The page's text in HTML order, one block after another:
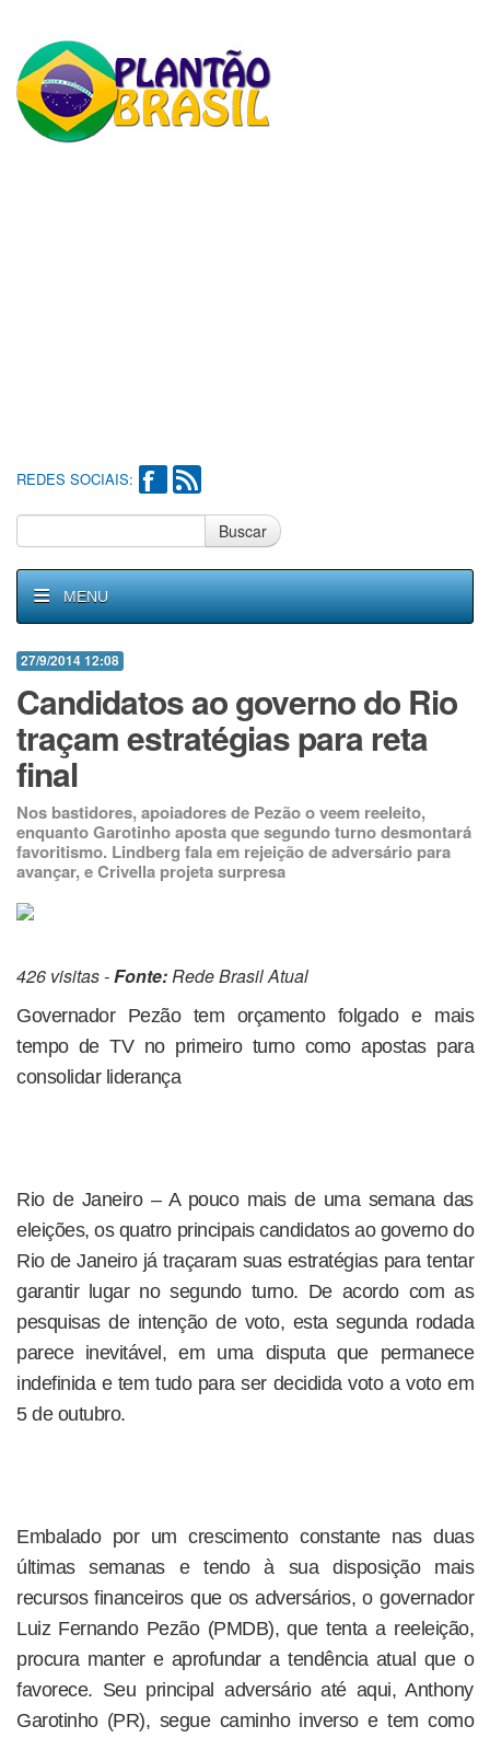
REDES SOCIAIS:
Buscar
MENU
27/9/2014 12:08
Candidatos ao governo do Rio
traçam estratégias para reta
final
Nos bastidores, apoiadores de Pezão o veem reeleito,
enquanto Garotinho aposta que segundo turno desmontará
favoritismo. Lindberg fala em rejeição de adversário para
avançar, e Crivella projeta surpresa
426 visitas -Fonte:Rede Brasil Atual
Governador Pezão tem orçamento folgado e mais
tempo de TV no primeiro turno como apostas para
consolidar liderança
Rio de Janeiro – A pouco mais de uma semana das
eleições, os quatro principais candidatos ao governo do
Rio de Janeiro já traçaram suas estratégias para tentar
garantir lugar no segundo turno. De acordo com as
pesquisas de intenção de voto, esta segunda rodada
parece inevitável, em uma disputa que permanece
indefinida e tem tudo para ser decidida voto a voto em
5 de outubro.
Embalado por um crescimento constante nas duas
últimas semanas e tendo à sua disposição mais
recursos financeiros que os adversários, o governador
Luiz Fernando Pezão (PMDB), que tenta a reeleição,
procura manter e aprofundar a tendência atual que o
favorece. Seu principal adversário até aqui, Anthony
Garotinho (PR), segue caminho inverso e tem como